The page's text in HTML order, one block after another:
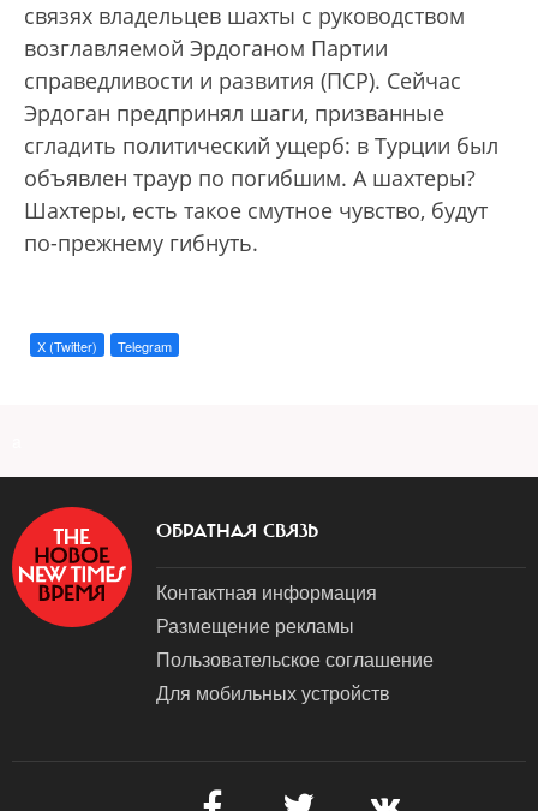
связях владельцев шахты с руководством
возглавляемой Эрдоганом Партии
справедливости и развития (ПСР). Сейчас
Эрдоган предпринял шаги, призванные
сгладить политический ущерб: в Турции был
объявлен траур по погибшим. А шахтеры?
Шахтеры, есть такое смутное чувство, будут
по-прежнему гибнуть.
X (Twitter) Telegram
ОБРАТНАЯ СВЯЗЬ
Контактная информация
Размещение рекламы
Пользовательское соглашение
Для мобильных устройств